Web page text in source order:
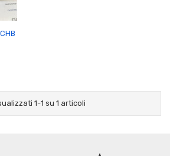
1-1 su 1 articoli